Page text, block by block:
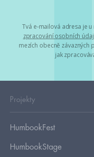
Tvá e-mailová adresa je u
zpracování osobních
mezích obecně závazných
jak
Projekty
HumbookFest
HumbookStage